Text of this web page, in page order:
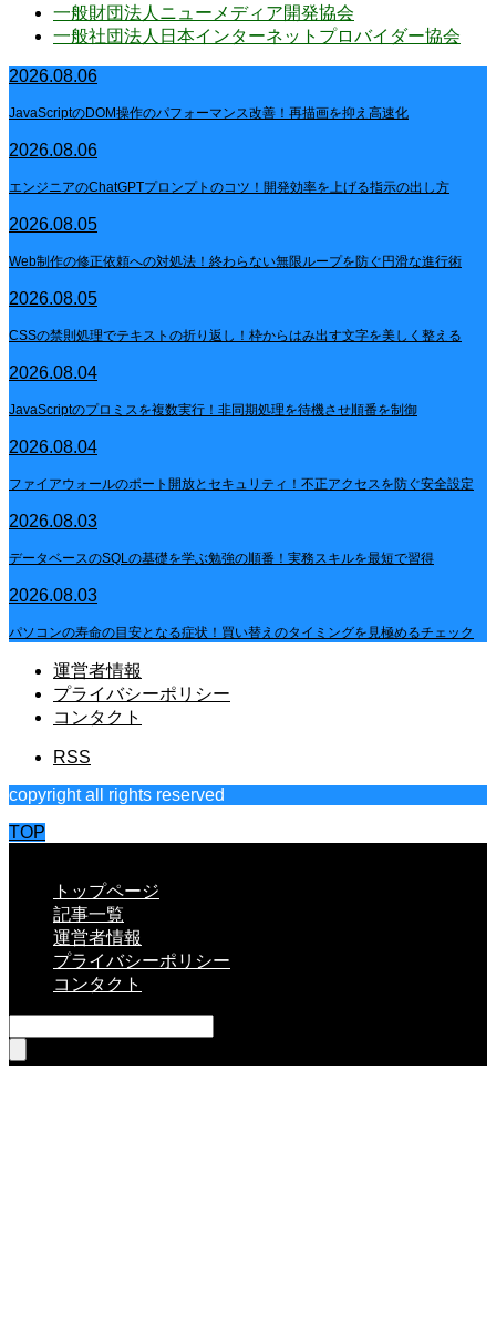
一般財団法人ニューメディア開発協会
一般社団法人日本インターネットプロバイダー協会
2026.08.06
JavaScriptのDOM操作のパフォーマンス改善！再描画を抑え高速化
2026.08.06
エンジニアのChatGPTプロンプトのコツ！開発効率を上げる指示の出し方
2026.08.05
Web制作の修正依頼への対処法！終わらない無限ループを防ぐ円滑な進行術
2026.08.05
CSSの禁則処理でテキストの折り返し！枠からはみ出す文字を美しく整える
2026.08.04
JavaScriptのプロミスを複数実行！非同期処理を待機させ順番を制御
2026.08.04
ファイアウォールのポート開放とセキュリティ！不正アクセスを防ぐ安全設定
2026.08.03
データベースのSQLの基礎を学ぶ勉強の順番！実務スキルを最短で習得
2026.08.03
パソコンの寿命の目安となる症状！買い替えのタイミングを見極めるチェック
運営者情報
プライバシーポリシー
コンタクト
RSS
copyright all rights reserved
TOP
トップページ
記事一覧
運営者情報
プライバシーポリシー
コンタクト